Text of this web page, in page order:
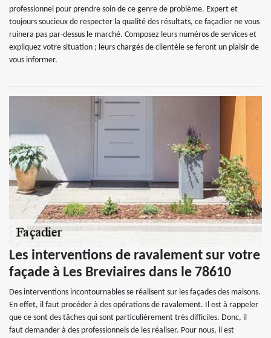
professionnel pour prendre soin de ce genre de problème. Expert et
toujours soucieux de respecter la qualité des résultats, ce façadier ne vous
ruinera pas par-dessus le marché. Composez leurs numéros de services et
expliquez votre situation ; leurs chargés de clientèle se feront un plaisir de
vous informer.
Les interventions de ravalement sur votre
façade à Les Breviaires dans le 78610
Des interventions incontournables se réalisent sur les façades des maisons.
En effet, il faut procéder à des opérations de ravalement. Il est à rappeler
que ce sont des tâches qui sont particulièrement très difficiles. Donc, il
faut demander à des professionnels de les réaliser. Pour nous, il est